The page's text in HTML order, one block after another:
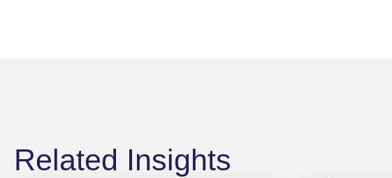
Related Insights